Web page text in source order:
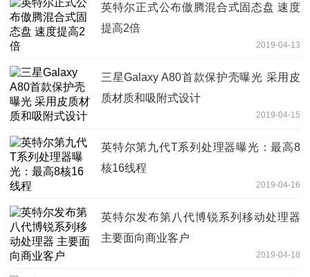
英特尔正式公布傲腾混合式固态盘 速度
提高2倍
2019-04-13
三星Galaxy A80首款保护壳曝光 采用皮
质材质和吸附式设计
2019-04-15
英特尔第九代T系列处理器曝光：最高8
核16线程
2019-04-16
英特尔发布第八代博锐系列移动处理器
主要面向商业客户
2019-04-18